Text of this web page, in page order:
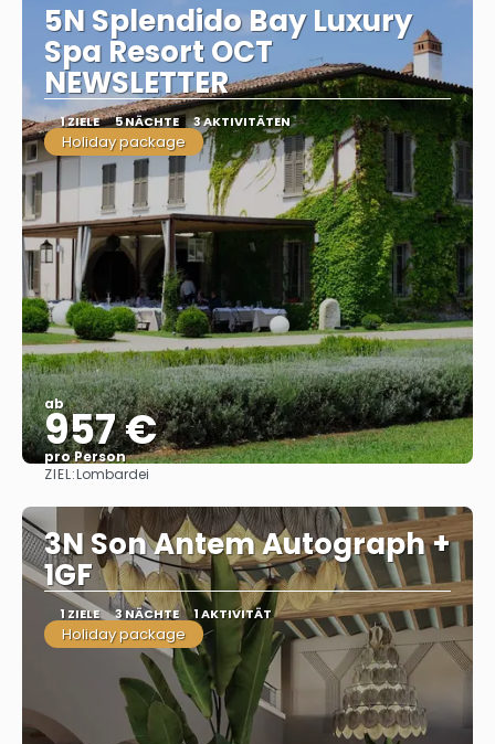
5N Splendido Bay Luxury
Spa Resort OCT
NEWSLETTER
1 ZIELE 5 NÄCHTE 3 AKTIVITÄTEN
Holiday package
ab
957 €
pro Person
ZIEL:Lombardei
3N Son Antem Autograph +
1GF
1 ZIELE 3 NÄCHTE 1 AKTIVITÄT
Holiday package